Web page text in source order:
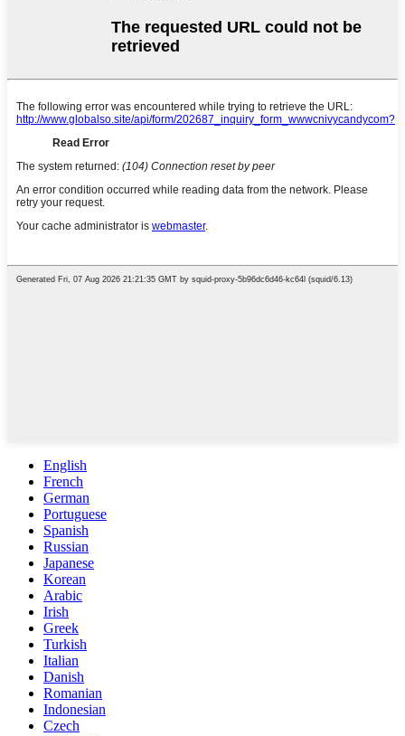
English
French
German
Portuguese
Spanish
Russian
Japanese
Korean
Arabic
Irish
Greek
Turkish
Italian
Danish
Romanian
Indonesian
Czech